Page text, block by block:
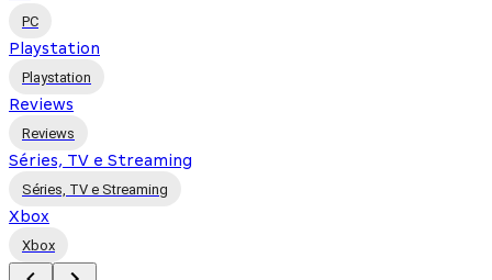
PC
Playstation
Playstation
Reviews
Reviews
Séries, TV e Streaming
Séries, TV e Streaming
Xbox
Xbox